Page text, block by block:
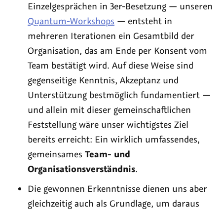
Einzelgesprächen in 3er-Besetzung — unseren
Quantum-Workshops — entsteht in
mehreren Iterationen ein Gesamtbild der
Organisation, das am Ende per Konsent vom
Team bestätigt wird. Auf diese Weise sind
gegenseitige Kenntnis, Akzeptanz und
Unterstützung bestmöglich fundamentiert —
und allein mit dieser gemeinschaftlichen
Feststellung wäre unser wichtigstes Ziel
bereits erreicht: Ein wirklich umfassendes,
gemeinsames Team- und
Organisationsverständnis.
Die gewonnen Erkenntnisse dienen uns aber
gleichzeitig auch als Grundlage, um daraus